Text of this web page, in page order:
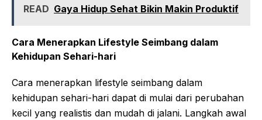
READ Gaya Hidup Sehat Bikin Makin Produktif
Cara Menerapkan Lifestyle Seimbang dalam
Kehidupan Sehari-hari
Cara menerapkan lifestyle seimbang dalam
kehidupan sehari-hari dapat di mulai dari perubahan
kecil yang realistis dan mudah di jalani. Langkah awal